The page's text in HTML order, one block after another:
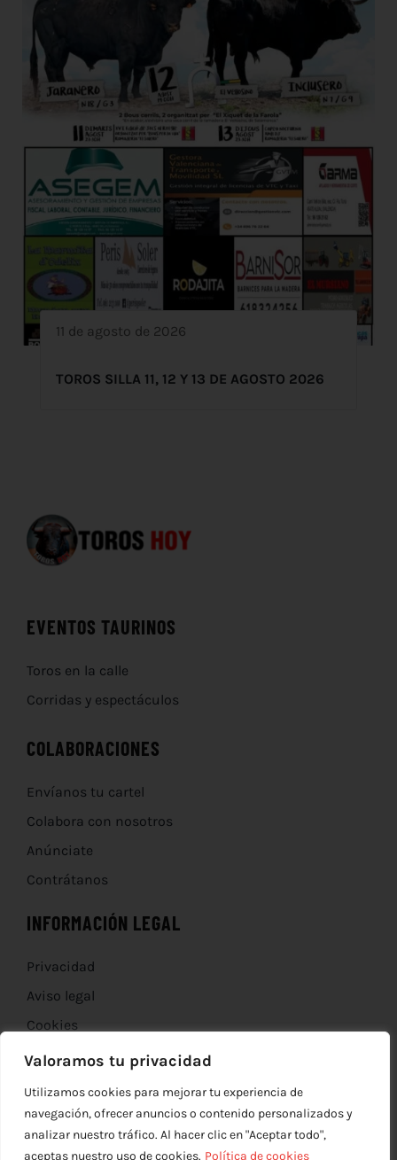
Valoramos tu privacidad
Utilizamos cookies para mejorar tu experiencia de
navegación, ofrecer anuncios o contenido personalizados y
analizar nuestro tráfico. Al hacer clic en "Aceptar todo",
aceptas nuestro uso de cookies. Política de cookies
11 de agosto de 2026
TOROS SILLA 11, 12 Y 13 DE AGOSTO 2026
EVENTOS TAURINOS
Toros en la calle
Corridas y espectáculos
COLABORACIONES
Envíanos tu cartel
Colabora con nosotros
Anúnciate
Contrátanos
INFORMACIÓN LEGAL
Privacidad
Aviso legal
Cookies
Devoluciones